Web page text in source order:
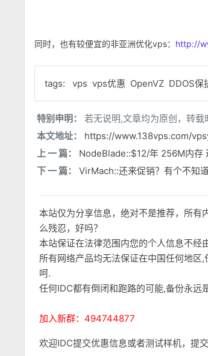
同时，也有较便宜的非亚洲优化vps： http://
tags: vps vps优惠 OpenVZ DDOS保
特别申明：
若无说明,文章均为原创，转载
本文地址：
https://www.138vps.com/
上 一 篇：
NodeBlade::$12/年 256M内存
下 一 篇：
VirMach::还来促销？有个不知
本站仅为分享信息，绝对不是推荐，所有
么残忍，好吗？
本站保证在法律范围内您的个人信息不经
所有网络产品均无法保证在中国任何地
呵.
任何IDC都有倒闭和跑路的可能,备份永远
加入新群：494744877
欢迎IDC提交优惠信息或者测试样机，提